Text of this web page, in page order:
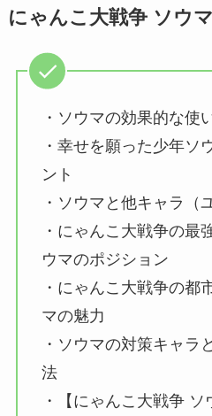
にゃんこ大戦争 ソウ
・ソウマの効果的な使
・幸せを願った少年ソ
ント
・ソウマと他キャラ（
・にゃんこ大戦争の最
ウマのポジション
・にゃんこ大戦争の都
マの魅力
・ソウマの対策キャラ
法
・【にゃんこ大戦争